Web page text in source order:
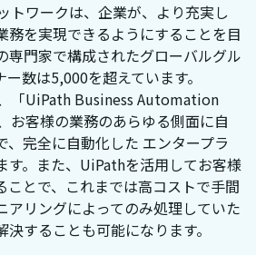
トワークは、企業が、より充実し
務を実現できるようにすることを目
専門家で構成されたグローバルグル
数は5,000を超えています。
「UiPath Business Automation
お客様の業務のあらゆる側面に自
、完全に自動化した エンタープラ
す。また、UiPathを活用してお客様
ことで、これまでは高コストで手間
アリングによってのみ処理していた
することも可能になります。